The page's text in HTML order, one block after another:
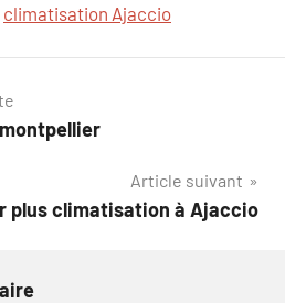
climatisation Ajaccio
Article suivant
plus climatisation à Ajaccio